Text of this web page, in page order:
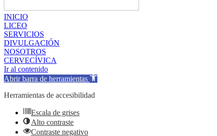
INICIO
LICEO
SERVICIOS
DIVULGACIÓN
NOSOTROS
CERVECÍVICA
Ir al contenido
Abrir barra de herramientas
Herramientas de accesibilidad
Escala de grises
Alto contraste
Contraste negativo